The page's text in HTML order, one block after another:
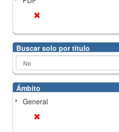
Buscar solo por título
Ámbito
General